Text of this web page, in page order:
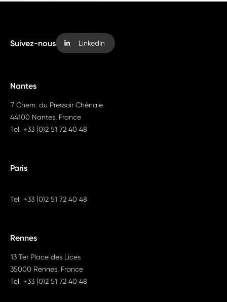
Suivez-nous LinkedIn
Nantes
7 Chem. du Pressoir Chênaie
44100 Nantes, France
Tel. +33 (0)2 51 72 40 48
Paris
Tel. +33 (0)2 51 72 40 48
Rennes
13 Ter Place des Lices
35000 Rennes, France
Tel. +33 (0)2 51 72 40 48